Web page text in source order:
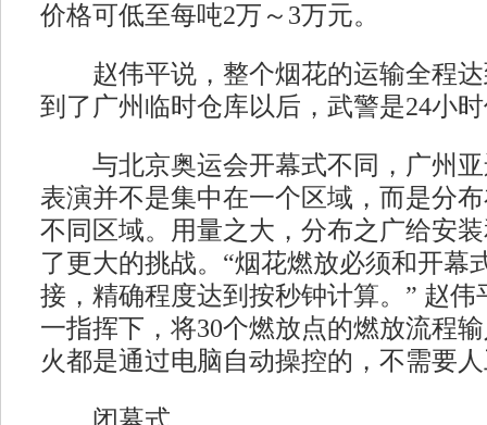
价格可低至每吨2万～3万元。
赵伟平说，整个烟花的运输全程达
到了广州临时仓库以后，武警是24小
与北京奥运会开幕式不同，广州亚
表演并不是集中在一个区域，而是分
不同区域。用量之大，分布之广给安
了更大的挑战。“烟花燃放必须和开幕
接，精确程度达到按秒钟计算。” 赵伟
一指挥下，将30个燃放点的燃放流程
火都是通过电脑自动操控的，不需要